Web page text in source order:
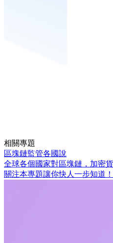
相關專題
區塊鏈監管各國說
全球各個國家對區塊鏈，加密
關注本專題讓你快人一步知道！